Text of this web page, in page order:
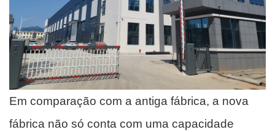
Em comparação com a antiga fábrica, a nova
fábrica não só conta com uma capacidade